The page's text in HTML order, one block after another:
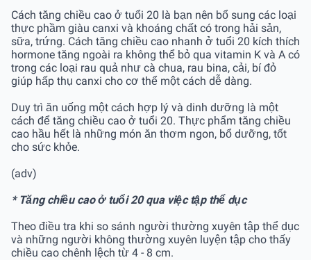
Cách tăng chiều cao ở tuổi 20 là bạn nên bổ sung các loại
thực phầm giàu canxi và khoáng chất có trong hải sản,
sữa, trứng. Cách tăng chiều cao nhanh ở tuổi 20 kích thích
hormone tăng ngoài ra không thể bỏ qua vitamin K và A có
trong các loại rau quả như cà chua, rau bina, cải, bí đỏ
giúp hấp thụ canxi cho cơ thể một cách dễ dàng.
Duy trì ăn uống một cách hợp lý và dinh dưỡng là một
cách để tăng chiều cao ở tuổi 20. Thực phẩm tăng chiều
cao hầu hết là những món ăn thơm ngon, bổ dưỡng, tốt
cho sức khỏe.
(adv)
* Tăng chiều cao ở tuổi 20 qua việc tập thể dục
Theo điều tra khi so sánh người thường xuyên tập thể dục
và những người không thường xuyên luyện tập cho thấy
chiều cao chênh lệch từ 4 - 8 cm.